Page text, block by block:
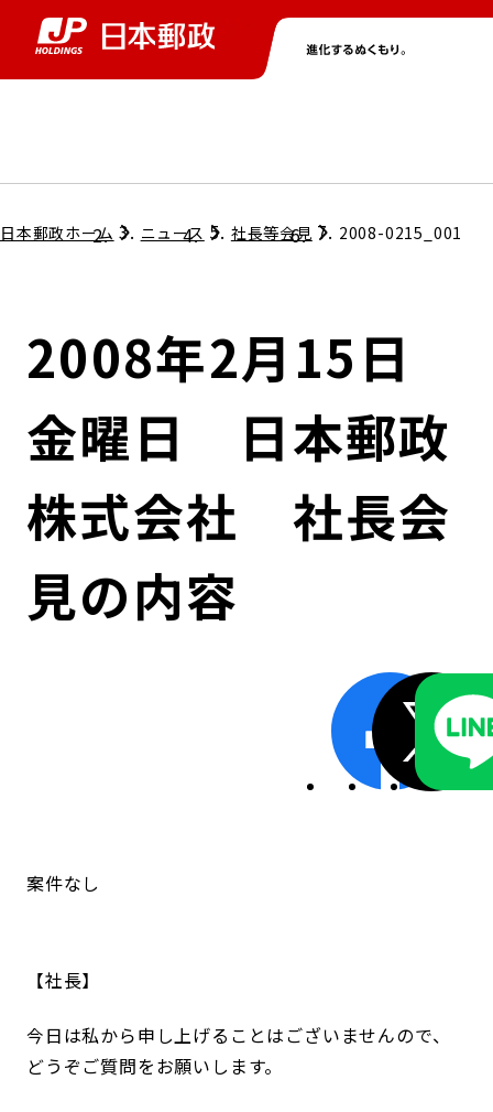
グループ情報トップ
コンプライアンス
ガバナンス
コンダクト向上の取組み
ローカル共創イニシアティブ
株主・投資家情報トップ
個人投資家のみなさまへ
株式情報
財務情報・IR資料
IRニュース
ニューストップ
サステナビリティトップ
担当役員メッセージ
サステナビリティマネジメント
持続可能な金融のフレームワーク
環境
採用情報トップ
日本郵政ホーム ニュース 社長等会見 2008-0215_001
2008年2月15日
金曜日 日本郵政
株式会社 社長会
見の内容
案件なし
社長
今日は私から申し上げることはございませんので、
どうぞご質問をお願いします。